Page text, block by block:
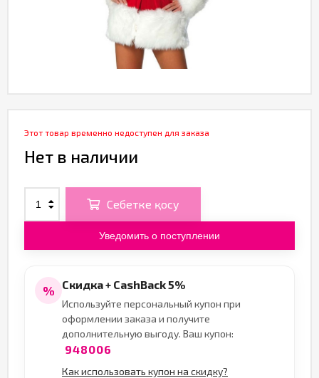
Этот товар временно недоступен для заказа
Нет в наличии
Себетке қосу
Уведомить о поступлении
% Скидка + CashBack 5%
Используйте персональный купон при
оформлении заказа и получите
дополнительную выгоду. Ваш купон:
948006
Как использовать купон на скидку?